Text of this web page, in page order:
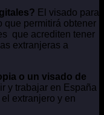
El visado para
que permitirá obtener
que acrediten tener
extranjeras a
o un visado de
y trabajar en España
extranjero y en